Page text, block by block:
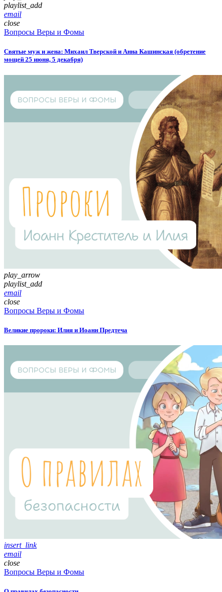
playlist_add
email
close
Вопросы Веры и Фомы
Святые муж и жена: Михаил Тверской и Анна Кашинская (обретение
мощей 25 июня, 5 декабря)
play_arrow
playlist_add
email
close
Вопросы Веры и Фомы
Великие пророки: Илия и Иоанн Предтеча
insert_link
email
close
Вопросы Веры и Фомы